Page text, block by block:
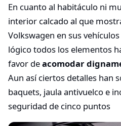
En cuanto al habitáculo ni
interior calcado al que
Volkswagen en sus
lógico todos los elementos
favor deacomodar
Aun así ciertos detalles han
baquets, jaula antivuelco e
seguridad de cinco puntos